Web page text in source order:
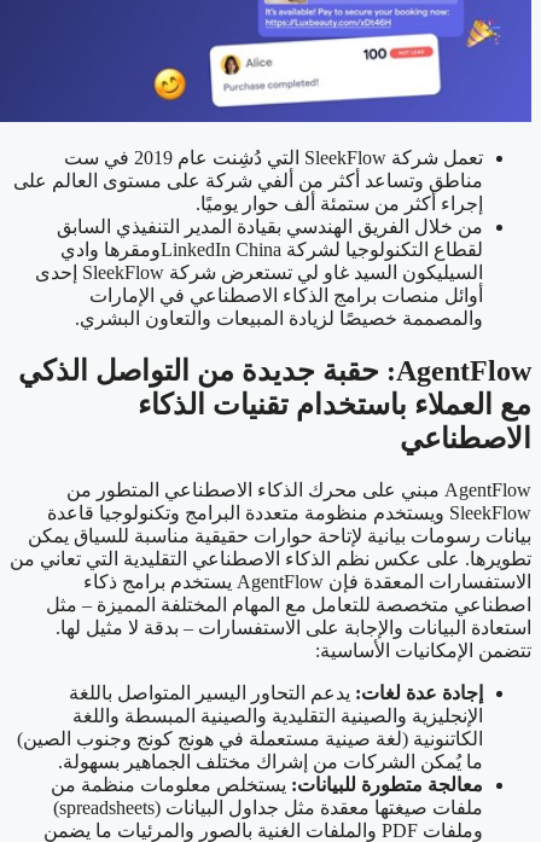
تعمل شركة SleekFlow التي دُشِنت عام 2019 في ست
مناطق وتساعد أكثر من ألفي شركة على مستوى العالم على
إجراء أكثر من ستمئة ألف حوار يوميًا.
من خلال الفريق الهندسي بقيادة المدير التنفيذي السابق
لقطاع التكنولوجيا لشركة LinkedIn Chinaومقرها وادي
السيليكون السيد غاو لي تستعرض شركة SleekFlow إحدى
أوائل منصات برامج الذكاء الاصطناعي في الإمارات
والمصممة خصيصًا لزيادة المبيعات والتعاون البشري.
AgentFlow:
حقبة جديدة من التواصل الذكي
مع العملاء باستخدام تقنيات الذكاء
الاصطناعي
AgentFlow مبني على محرك الذكاء الاصطناعي المتطور من
SleekFlow ويستخدم منظومة متعددة البرامج وتكنولوجيا قاعدة
بيانات رسومات بيانية لإتاحة حوارات حقيقية مناسبة للسياق يمكن
تطويرها. على عكس نظم الذكاء الاصطناعي التقليدية التي تعاني من
الاستفسارات المعقدة فإن AgentFlow يستخدم برامج ذكاء
اصطناعي متخصصة للتعامل مع المهام المختلفة المميزة – مثل
استعادة البيانات والإجابة على الاستفسارات – بدقة لا مثيل لها.
تتضمن الإمكانيات الأساسية:
إجادة عدة لغات: يدعم التحاور اليسير المتواصل باللغة
الإنجليزية والصينية التقليدية والصينية المبسطة واللغة
الكاتنونية (لغة صينية مستعملة في هونج كونج وجنوب الصين)
ما يُمكن الشركات من إشراك مختلف الجماهير بسهولة.
معالجة متطورة للبيانات: يستخلص معلومات منظمة من
ملفات صيغتها معقدة مثل جداول البيانات (spreadsheets)
وملفات PDF والملفات الغنية بالصور والمرئيات ما يضمن